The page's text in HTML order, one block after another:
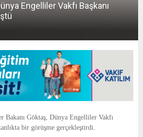
Engelliler Vakfı Başkanı
Bakanı Göktaş, Dünya Engelliler Vakfı
bir görüşme gerçekleştirdi.